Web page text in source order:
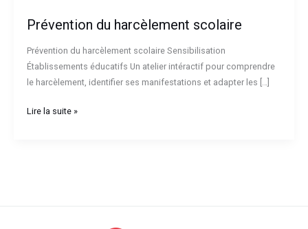
Prévention du harcèlement scolaire
Prévention du harcèlement scolaire Sensibilisation
Établissements éducatifs Un atelier intéractif pour comprendre
le harcèlement, identifier ses manifestations et adapter les […]
Lire la suite »